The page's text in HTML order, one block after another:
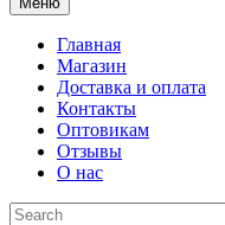
Главная
Магазин
Доставка и оплата
Контакты
Оптовикам
Отзывы
О нас